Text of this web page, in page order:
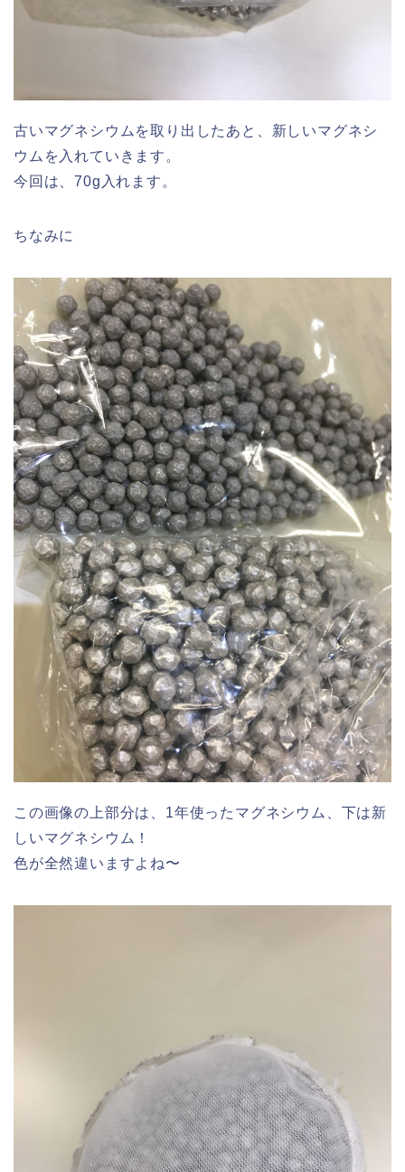
古いマグネシウムを取り出したあと、新しいマグネシ
ウムを入れていきます。
今回は、70g入れます。
ちなみに
この画像の上部分は、1年使ったマグネシウム、下は新
しいマグネシウム！
色が全然違いますよね〜